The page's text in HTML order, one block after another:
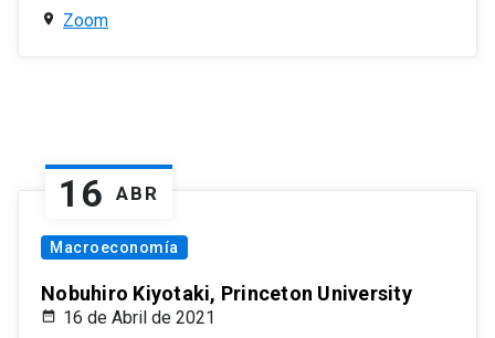
Zoom
16 ABR
Macroeconomía
Nobuhiro Kiyotaki, Princeton University
16 de Abril de 2021